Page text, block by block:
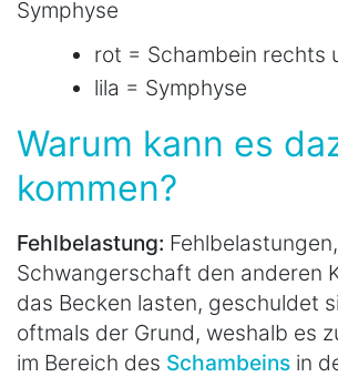
Symphyse
rot = Schambein rechts
lila = Symphyse
Warum kann es
kommen?
Fehlbelastung:
Schwangerschaft den anderen
das Becken lasten, geschuldet
oftmals der Grund, weshalb es
im Bereich des Schambeins in